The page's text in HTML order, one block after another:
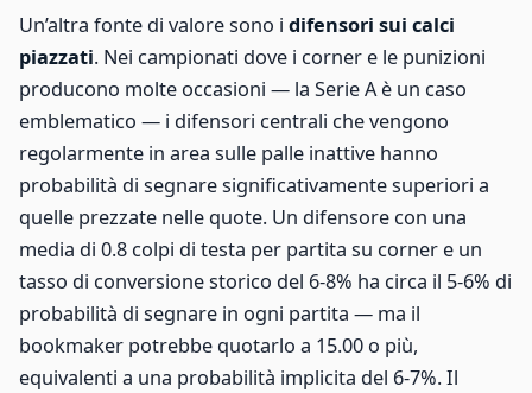
Un’altra fonte di valore sono i difensori sui calci
piazzati. Nei campionati dove i corner e le punizioni
producono molte occasioni — la Serie A è un caso
emblematico — i difensori centrali che vengono
regolarmente in area sulle palle inattive hanno
probabilità di segnare significativamente superiori a
quelle prezzate nelle quote. Un difensore con una
media di 0.8 colpi di testa per partita su corner e un
tasso di conversione storico del 6-8% ha circa il 5-6% di
probabilità di segnare in ogni partita — ma il
bookmaker potrebbe quotarlo a 15.00 o più,
equivalenti a una probabilità implicita del 6-7%. Il